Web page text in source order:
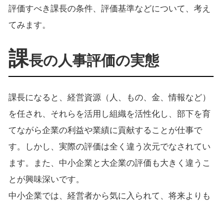
評価すべき課長の条件、評価基準などについて、考え
てみます。
課長の人事評価の実態
課長になると、経営資源（人、もの、金、情報など）
を任され、それらを活用し組織を活性化し、部下を育
てながら企業の利益や業績に貢献することが仕事で
す。しかし、実際の評価は全く違う次元でなされてい
ます。また、中小企業と大企業の評価も大きく違うこ
とが興味深いです。
中小企業では、経営者から気に入られて、将来よりも